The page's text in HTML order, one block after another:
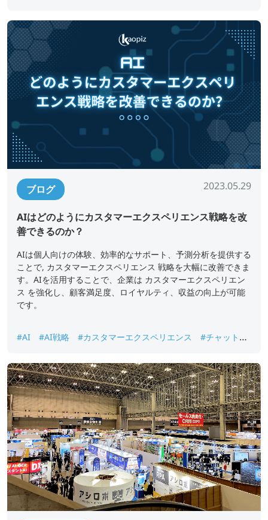
ブログ 2023.05.29
AIはどのようにカスタマーエクスペリエンス戦略を改
善できるのか？
AIは個人向けの体験、効率的なサポート、予測分析を提供する
ことで, カスタマーエクスペリエンス 戦略を大幅に改善できま
す。AIを活用することで、企業は カスタマーエクスペリエン
ス を強化し、顧客満足度、ロイヤルティ、収益の向上が可能
です。
#AI #AI戦略 #カスタマーエクスペリエンス
#チャットボ